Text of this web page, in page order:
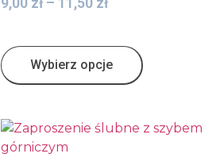
Wybierz opcje